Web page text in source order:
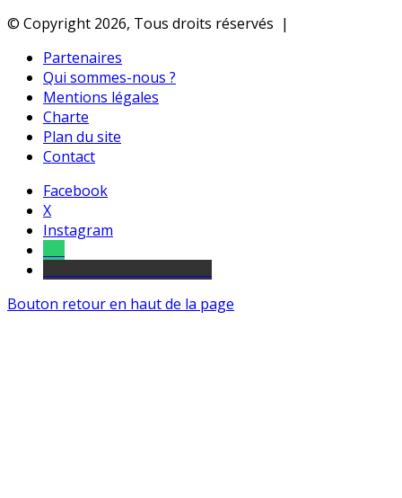
© Copyright 2026, Tous droits réservés |
Partenaires
Qui sommes-nous ?
Mentions légales
Charte
Plan du site
Contact
Facebook
X
Instagram
Bouton retour en haut de la page